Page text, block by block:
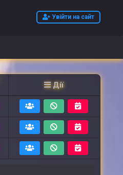
Увійти на сайт
Дії